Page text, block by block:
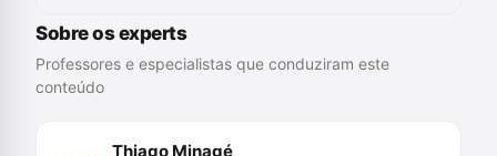
Sobre os experts
Professores e especialistas que conduziram este
conteúdo
Thiago Minagé